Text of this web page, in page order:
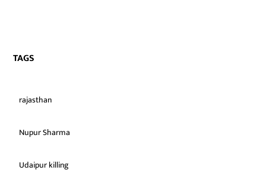
TAGS
rajasthan
Nupur Sharma
Udaipur killing